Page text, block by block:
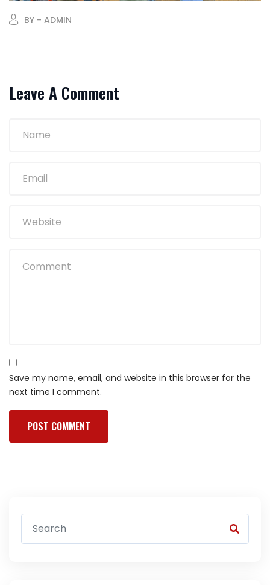
BY - ADMIN
Leave A Comment
Save my name, email, and website in this browser for the
next time I comment.